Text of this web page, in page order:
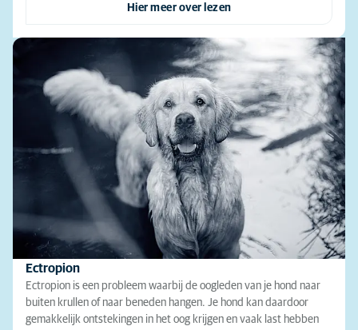
Hier meer over lezen
Ectropion
Ectropion is een probleem waarbij de oogleden van je hond naar
buiten krullen of naar beneden hangen. Je hond kan daardoor
gemakkelijk ontstekingen in het oog krijgen en vaak last hebben